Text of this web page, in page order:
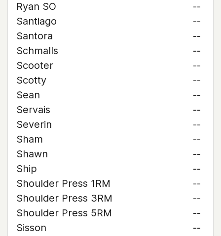
Ryan SO
--
Santiago
--
Santora
--
Schmalls
--
Scooter
--
Scotty
--
Sean
--
Servais
--
Severin
--
Sham
--
Shawn
--
Ship
--
Shoulder Press 1RM
--
Shoulder Press 3RM
--
Shoulder Press 5RM
--
Sisson
--